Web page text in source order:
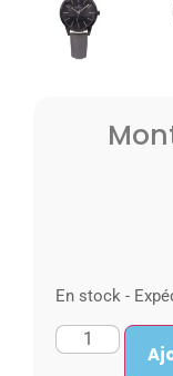
En stock -